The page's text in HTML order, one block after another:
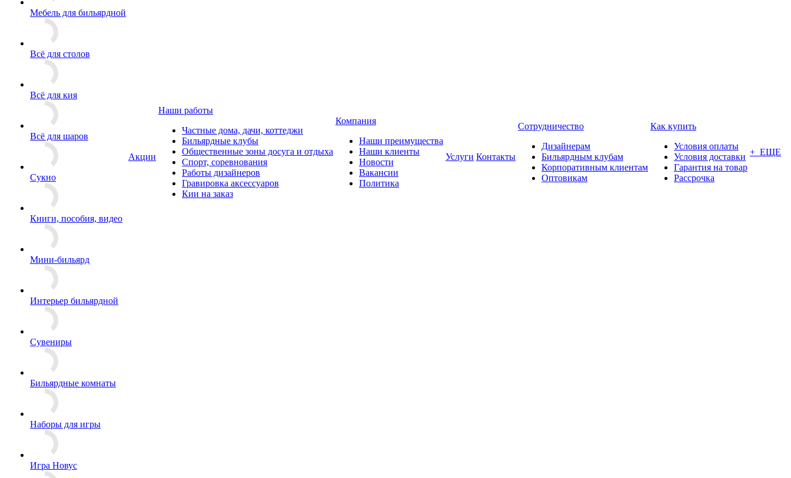
Мебель для бильярдной
Всё для столов
Всё для кия
Всё для шаров
Сукно
Книги, пособия, видео
Мини-бильярд
Интерьер бильярдной
Сувениры
Бильярдные комнаты
Наборы для игры
Игра Новус
Акции
Наши работы
Частные дома, дачи, коттеджи
Бильярдные клубы
Общественные зоны досуга и отдыха
Спорт, соревнования
Работы дизайнеров
Гравировка аксессуаров
Кии на заказ
Компания
Наши преимущества
Наши клиенты
Новости
Вакансии
Политика
Услуги Контакты
Сотрудничество
Дизайнерам
Бильярдным клубам
Корпоративным клиентам
Оптовикам
Как купить
Условия оплаты
Условия доставки
Гарантия на товар
Рассрочка
+ ЕЩЕ